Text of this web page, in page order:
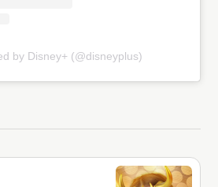
by Disney+ (@disneyplus)